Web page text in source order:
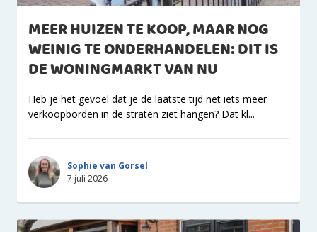
MEER HUIZEN TE KOOP, MAAR NOG
WEINIG TE ONDERHANDELEN: DIT IS
DE WONINGMARKT VAN NU
Heb je het gevoel dat je de laatste tijd net iets meer
verkoopborden in de straten ziet hangen? Dat kl...
Sophie van Gorsel
7 juli 2026